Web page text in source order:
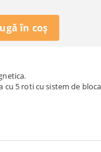
cu 5 roti cu sistem de